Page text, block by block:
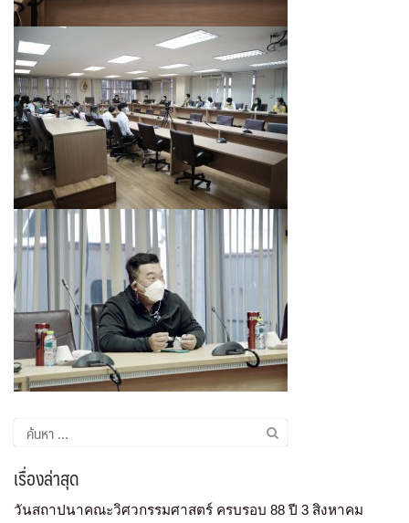
เรื่องล่าสุด
วันสถาปนาคณะวิศวกรรมศาสตร์ ครบรอบ 88 ปี 3 สิงหาคม